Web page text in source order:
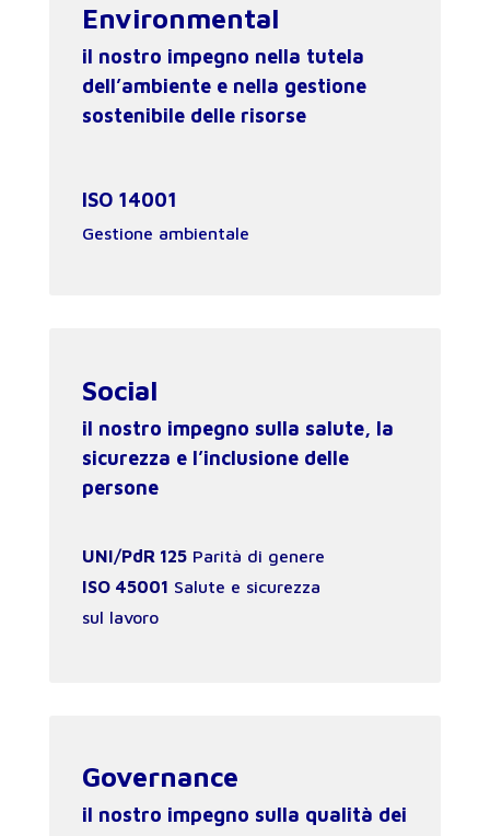
Environmental
il nostro impegno nella tutela
dell’ambiente e nella gestione
sostenibile delle risorse
ISO 14001
Gestione ambientale
Social
il nostro impegno sulla salute, la
sicurezza e l’inclusione delle
persone
UNI/PdR 125Parità di genere
ISO 45001 Salute e sicurezza
sul lavoro
Governance
il nostro impegno sulla qualità dei